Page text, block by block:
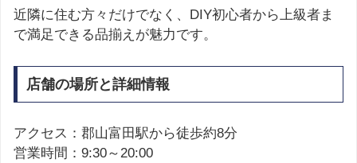
近隣に住む方々だけでなく、DIY初心者から上級者ま
で満足できる品揃えが魅力です。
店舗の場所と詳細情報
アクセス：郡山富田駅から徒歩約8分
営業時間：9:30～20:00